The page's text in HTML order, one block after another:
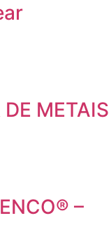
DE METAIS
–